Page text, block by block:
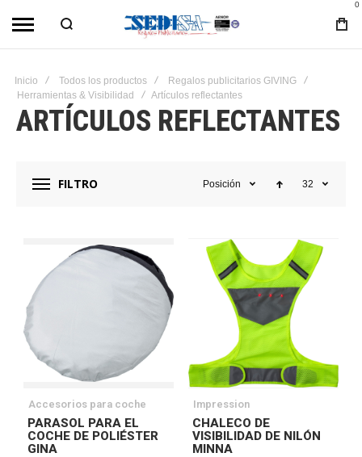
0
Inicio Todos los productos
Regalos publicitarios GIVING
Herramientas & Visibilidad
Artículos reflectantes
ARTÍCULOS REFLECTANTES
FILTRO Posición 32
Accesorios para coche
PARASOL PARA EL
COCHE DE POLIÉSTER
GINA
Impression
CHALECO DE
VISIBILIDAD DE NILÓN
MINNA